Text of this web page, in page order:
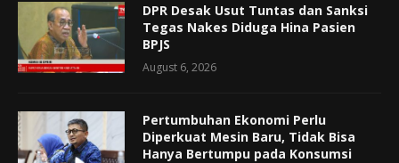
DPR Desak Usut Tuntas dan Sanksi
Tegas Nakes Diduga Hina Pasien
BPJS
August 6, 2026
Pertumbuhan Ekonomi Perlu
Diperkuat Mesin Baru, Tidak Bisa
Hanya Bertumpu pada Konsumsi